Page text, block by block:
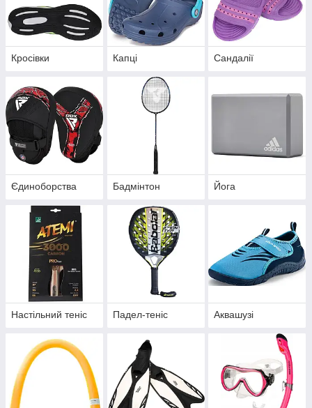
Кросівки Капці Сандалії
Єдиноборства Бадмінтон Йога
Настільний теніс Падел-теніс Аквашузі